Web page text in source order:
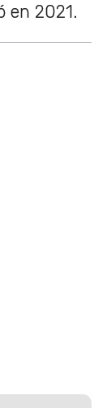
en 2021.